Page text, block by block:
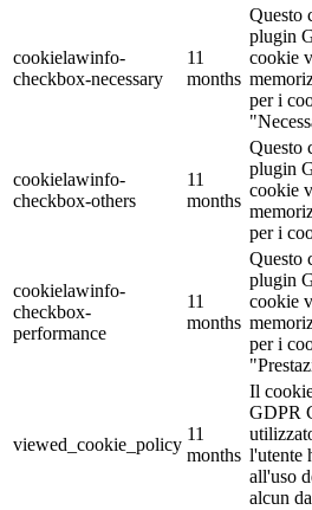
cookielawinfo-
checkbox-necessary
11
months
Questo
plugin
cookie
per i
cookielawinfo-
checkbox-others
11
months
Questo
plugin
cookie
per i
cookielawinfo-
checkbox-
performance
11
months
Questo
plugin
cookie
per i
viewed_cookie_policy
11
months
Il
GDPR
l'utente
all'uso
alcun